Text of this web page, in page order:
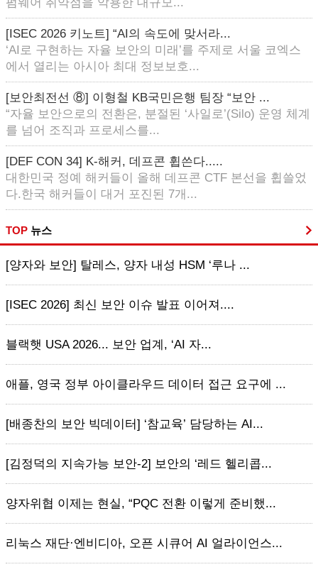
[ISEC 2026 키노트] “AI의 속도에 맞서라...
‘AI로 구현하는 자율 보안의 미래’를 주제로 서울 코엑스
에서 열리는 아시아 최대 정보보호...
[보안최전선 ⑧] 이형철 KB국민은행 팀장 “보안 ...
“자율 보안으로의 전환은, 분절된 ‘사일로’(Silo) 운영 체계
를 넘어 조직과 프로세스를...
[DEF CON 34] K-해커, 데프콘 휩쓴다.....
대한민국 정예 해커들이 올해 데프콘 CTF 본선을 휩쓸었
다.한국 해커들이 대거 포진된 7개...
TOP 뉴스
[양자와 보안] 탈레스, 양자 내성 HSM ‘루나 ...
[ISEC 2026] 최신 보안 이슈 발표 이어져....
블랙햇 USA 2026... 보안 업계, ‘AI 자...
애플, 영국 정부 아이클라우드 데이터 접근 요구에 ...
[배종찬의 보안 빅데이터] ‘참교육’ 담당하는 AI...
[김정덕의 지속가능 보안-2] 보안의 ‘레드 헬리콥...
양자위협 이제는 현실, “PQC 전환 이렇게 준비했...
리눅스 재단·엔비디아, 오픈 시큐어 AI 얼라이언스...